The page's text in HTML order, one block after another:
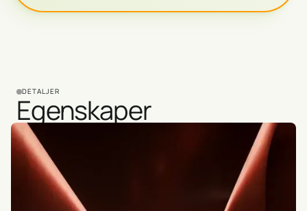
DETALJER
Egenskaper